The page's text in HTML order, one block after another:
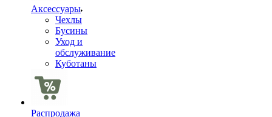
Аксессуары
Чехлы
Бусины
Уход и
обслуживание
Куботаны
Распродажа